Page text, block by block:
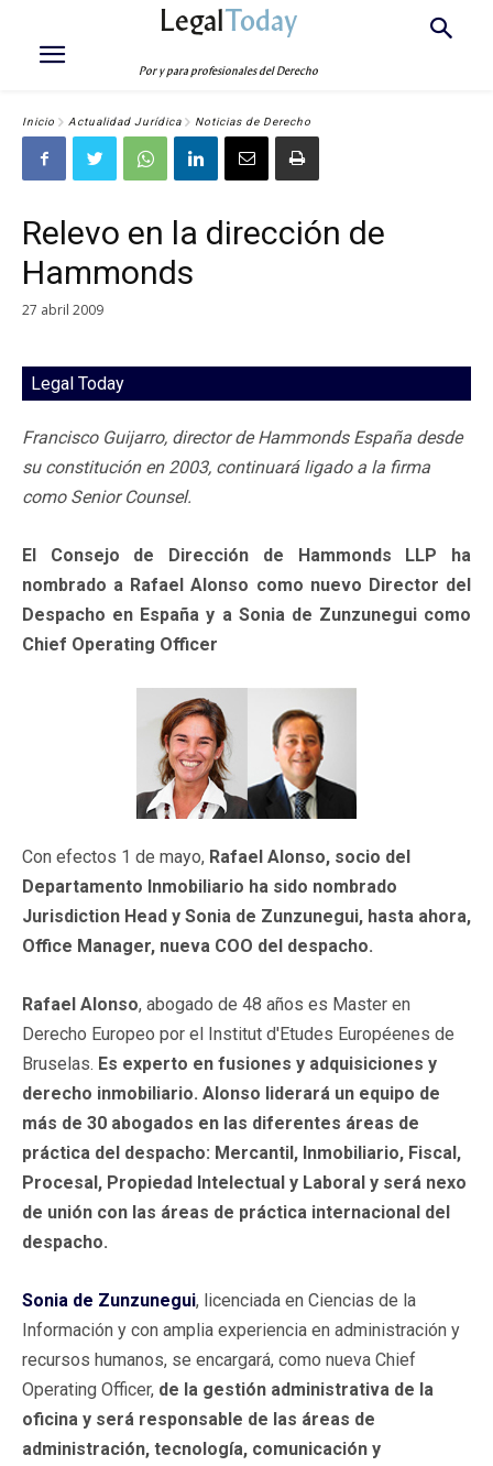
LegalToday
Por y para profesionales del Derecho
Inicio Actualidad Jurídica Noticias de Derecho
Relevo en la dirección de
Hammonds
27 abril 2009
Legal Today
Francisco Guijarro, director de Hammonds España desde
su constitución en 2003, continuará ligado a la firma
como Senior Counsel.
El Consejo de Dirección de Hammonds LLP ha
nombrado a Rafael Alonso como nuevo Director del
Despacho en España y a Sonia de Zunzunegui como
Chief Operating Officer
Con efectos 1 de mayo, Rafael Alonso, socio del
Departamento Inmobiliario ha sido nombrado
Jurisdiction Head y Sonia de Zunzunegui, hasta ahora,
Office Manager, nueva COO del despacho.
Rafael Alonso, abogado de 48 años es Master en
Derecho Europeo por el Institut d'Etudes Européenes de
Bruselas. Es experto en fusiones y adquisiciones y
derecho inmobiliario. Alonso liderará un equipo de
más de 30 abogados en las diferentes áreas de
práctica del despacho: Mercantil, Inmobiliario, Fiscal,
Procesal, Propiedad Intelectual y Laboral y será nexo
de unión con las áreas de práctica internacional del
despacho.
Sonia de Zunzunegui, licenciada en Ciencias de la
Información y con amplia experiencia en administración y
recursos humanos, se encargará, como nueva Chief
Operating Officer, de la gestión administrativa de la
oficina y será responsable de las áreas de
administración, tecnología, comunicación y